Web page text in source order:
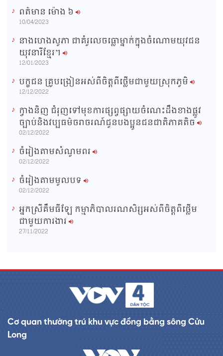
ពត៌មាន ម៉ោង​ ៦
10/04/2023
នាងហេងសូភា ជាគំរូលេចធ្លោម្នាក់ក្នុងចំណោមយុវជន
យុវនារីខ្មែរ។
12/01/2023
បក្ខជន គ្រូបង្រៀនអស់ពីចិត្តពីថ្លើមជាមួយស្រុកភូមិ
12/12/2022
ក្វាងនិញ ជំរុញទៅមុខការផ្សព្វផ្សាយចំណេះដឹងខាងផ្លូវ
ច្បាប់និងវប្បធម៌ចរាចរណ៍ជូនបងប្អូនជនជាតិភាគតិច
02/12/2022
ចំរៀងតាមសំណូមពរ
02/12/2022
ចំរៀងតាមមូលបទ
02/12/2022
អ្នកស្រីគឹមធីឡែ កម្មាភិបាលរណសិរ្សអស់ពីចិត្តពីថ្លើម
ជាមួយការងារ
27/11/2022
Cơ quan thường trú khu vực đồng bằng sông Cửu
Long